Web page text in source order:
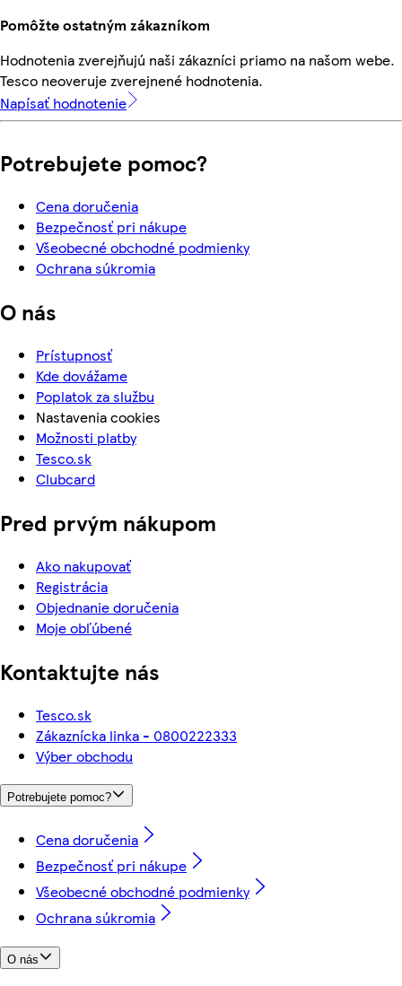
Pomôžte ostatným zákazníkom
Hodnotenia zverejňujú naši zákazníci priamo na našom webe.
Tesco neoveruje zverejnené hodnotenia.
Napísať hodnotenie
Potrebujete pomoc?
Cena doručenia
Bezpečnosť pri nákupe
Všeobecné obchodné podmienky
Ochrana súkromia
O nás
Prístupnosť
Kde dovážame
Poplatok za službu
Nastavenia cookies
Možnosti platby
Tesco.sk
Clubcard
Pred prvým nákupom
Ako nakupovať
Registrácia
Objednanie doručenia
Moje obľúbené
Kontaktujte nás
Tesco.sk
Zákaznícka linka - 0800222333
Výber obchodu
Potrebujete pomoc?
Cena doručenia
Bezpečnosť pri nákupe
Všeobecné obchodné podmienky
Ochrana súkromia
O nás